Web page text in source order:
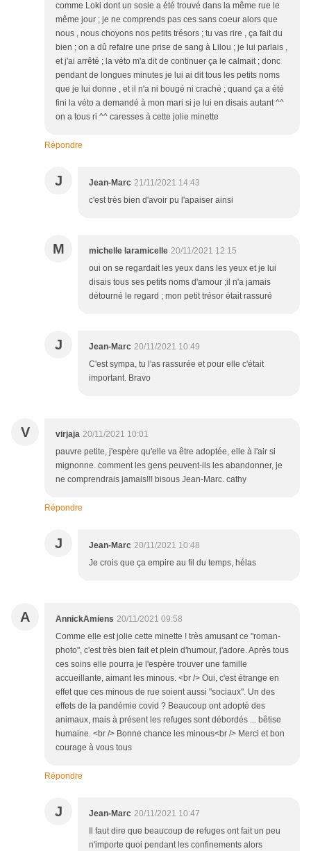
comme Loki dont un sosie a été trouvé dans la même rue le
même jour ; je ne comprends pas ces sans coeur alors que
nous , nous choyons nos petits trésors ; tu vas rire , ça fait du
bien ; on a dû refaire une prise de sang à Lilou ; je lui parlais ,
et j'ai arrêté ; la véto m'a dit de continuer ça le calmait ; donc
pendant de longues minutes je lui ai dit tous les petits noms
que je lui donne , et il n'a ni bougé ni craché ; quand ça a été
fini la véto a demandé à mon mari si je lui en disais autant ^^
on a tous ri ^^ caresses à cette jolie minette
Répondre
J Jean-Marc 21/11/2021 14:43
c'est très bien d'avoir pu l'apaiser ainsi
M michelle laramicelle 20/11/2021 12:15
oui on se regardait les yeux dans les yeux et je lui
disais tous ses petits noms d'amour ;il n'a jamais
détourné le regard ; mon petit trésor était rassuré
J Jean-Marc 20/11/2021 10:49
C'est sympa, tu l'as rassurée et pour elle c'était
important. Bravo
V virjaja 20/11/2021 10:01
pauvre petite, j'espère qu'elle va être adoptée, elle à l'air si
mignonne. comment les gens peuvent-ils les abandonner, je
ne comprendrais jamais!!! bisous Jean-Marc. cathy
Répondre
J Jean-Marc 20/11/2021 10:48
Je crois que ça empire au fil du temps, hélas
A AnnickAmiens 20/11/2021 09:58
Comme elle est jolie cette minette ! très amusant ce "roman-
photo", c'est très bien fait et plein d'humour, j'adore. Après tous
ces soins elle pourra je l'espère trouver une famille
accueillante, aimant les minous. <br /> Oui, c'est étrange en
effet que ces minous de rue soient aussi "sociaux". Un des
effets de la pandémie covid ? Beaucoup ont adopté des
animaux, mais à présent les refuges sont débordés ... bêtise
humaine. <br /> Bonne chance les minous<br /> Merci et bon
courage à vous tous
Répondre
J Jean-Marc 20/11/2021 10:47
Il faut dire que beaucoup de refuges ont fait un peu
n'importe quoi pendant les confinements alors